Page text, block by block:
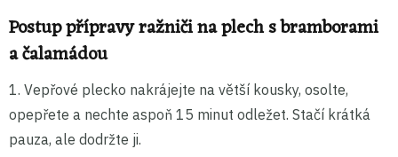
Postup přípravy ražniči na plech s bramborami
a čalamádou
1. Vepřové plecko nakrájejte na větší kousky, osolte,
opepřete a nechte aspoň 15 minut odležet. Stačí krátká
pauza, ale dodržte ji.